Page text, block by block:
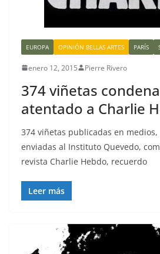
EUROPA OPINIÓN BELLAS ARTES PARÍS
enero 12, 2015 Pierre Rivero
374 viñetas
atentado a Charlie
374 viñetas publicadas en medios,
enviadas al Instituto Quevedo,
revista Charlie Hebdo, recuerdo
Leer más